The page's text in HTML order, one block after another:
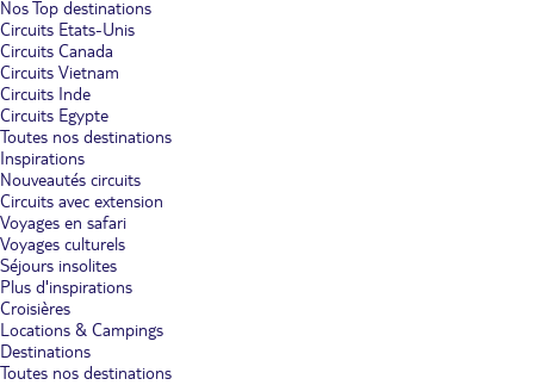
Nos Top destinations
Circuits Etats-Unis
Circuits Canada
Circuits Vietnam
Circuits Inde
Circuits Egypte
Toutes nos destinations
Inspirations
Nouveautés circuits
Circuits avec extension
Voyages en safari
Voyages culturels
Séjours insolites
Plus d'inspirations
Croisières
Locations & Campings
Destinations
Toutes nos destinations